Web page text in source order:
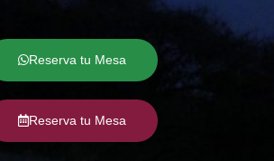
Reserva tu Mesa
Reserva tu Mesa